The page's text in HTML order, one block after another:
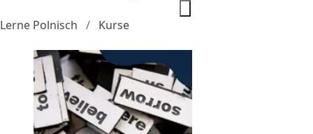
Lerne Polnisch Kurse